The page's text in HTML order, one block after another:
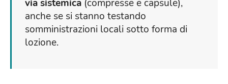
via sistemica (compresse e capsule),
anche se si stanno testando
somministrazioni locali sotto forma di
lozione.